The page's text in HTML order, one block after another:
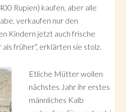
Rupien) kaufen, aber alle
verkaufen nur den
Kindern jetzt auch frische
früher“, erklärten sie stolz.
Etliche Mütter wollen
nächstes Jahr ihr erstes
männliches Kalb